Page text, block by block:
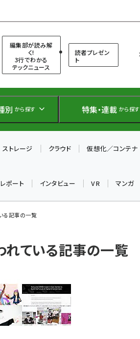
編集部が読み解
く!
3行でわかる
テックニュース
読者プレゼン
ト
別 から探す 特集・連載 から探す
ストレージ クラウド 仮想化／コンテナ
ポート インタビュー VR マンガ
る記事の一覧
れている記事の一覧